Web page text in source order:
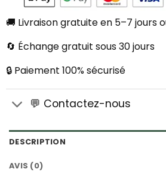
🚚 Livraison gratuite en 5–7 jours
🔄 Échange gratuit sous 30 jours
🔒 Paiement 100% sécurisé
💬 Contactez-nous
DESCRIPTION
AVIS (0)